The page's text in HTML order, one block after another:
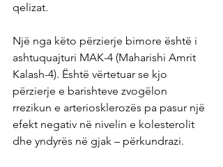
qelizat.
Një nga këto përzierje bimore është i
ashtuquajturi MAK-4 (Maharishi Amrit
Kalash-4). Është vërtetuar se kjo
përzierje e barishteve zvogëlon
rrezikun e arteriosklerozës pa pasur një
efekt negativ në nivelin e kolesterolit
dhe yndyrës në gjak – përkundrazi.